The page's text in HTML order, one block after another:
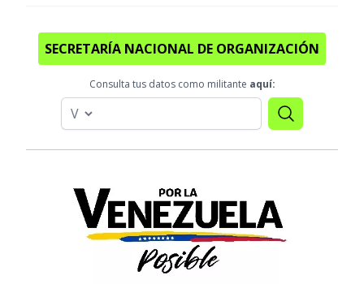
SECRETARÍA NACIONAL DE ORGANIZACIÓN
Consulta tus datos como militante aquí: